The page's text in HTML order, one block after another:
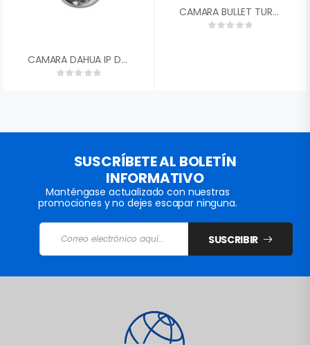
CAMARA DAHUA IP DOMO PLASTICO 2MP 30FPS LENTE MOTORIZADA. 2,8 – 12MM FOV 105░ – 33░ DWDR IR 40M H.265+ POE IP67 DH-IPC-HDPW1230R1N-ZS-2812-S5
CAMARA BULLET TURBO HD HIKVISION 4EN1 720P 1MP 2.8MM 24 LED IR 20M IP66 2.8MM IP66 DS-2CE16C0T-IRPF
SUSCRÍBETE AL BOLETÍN
INFORMATIVO
Manténgase actualizado con nuestras
promociones y no dejes escapar ninguna.
SUSCRIBIR